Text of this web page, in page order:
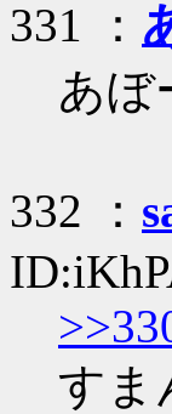
331 ：
あぼ
332 ：
すま